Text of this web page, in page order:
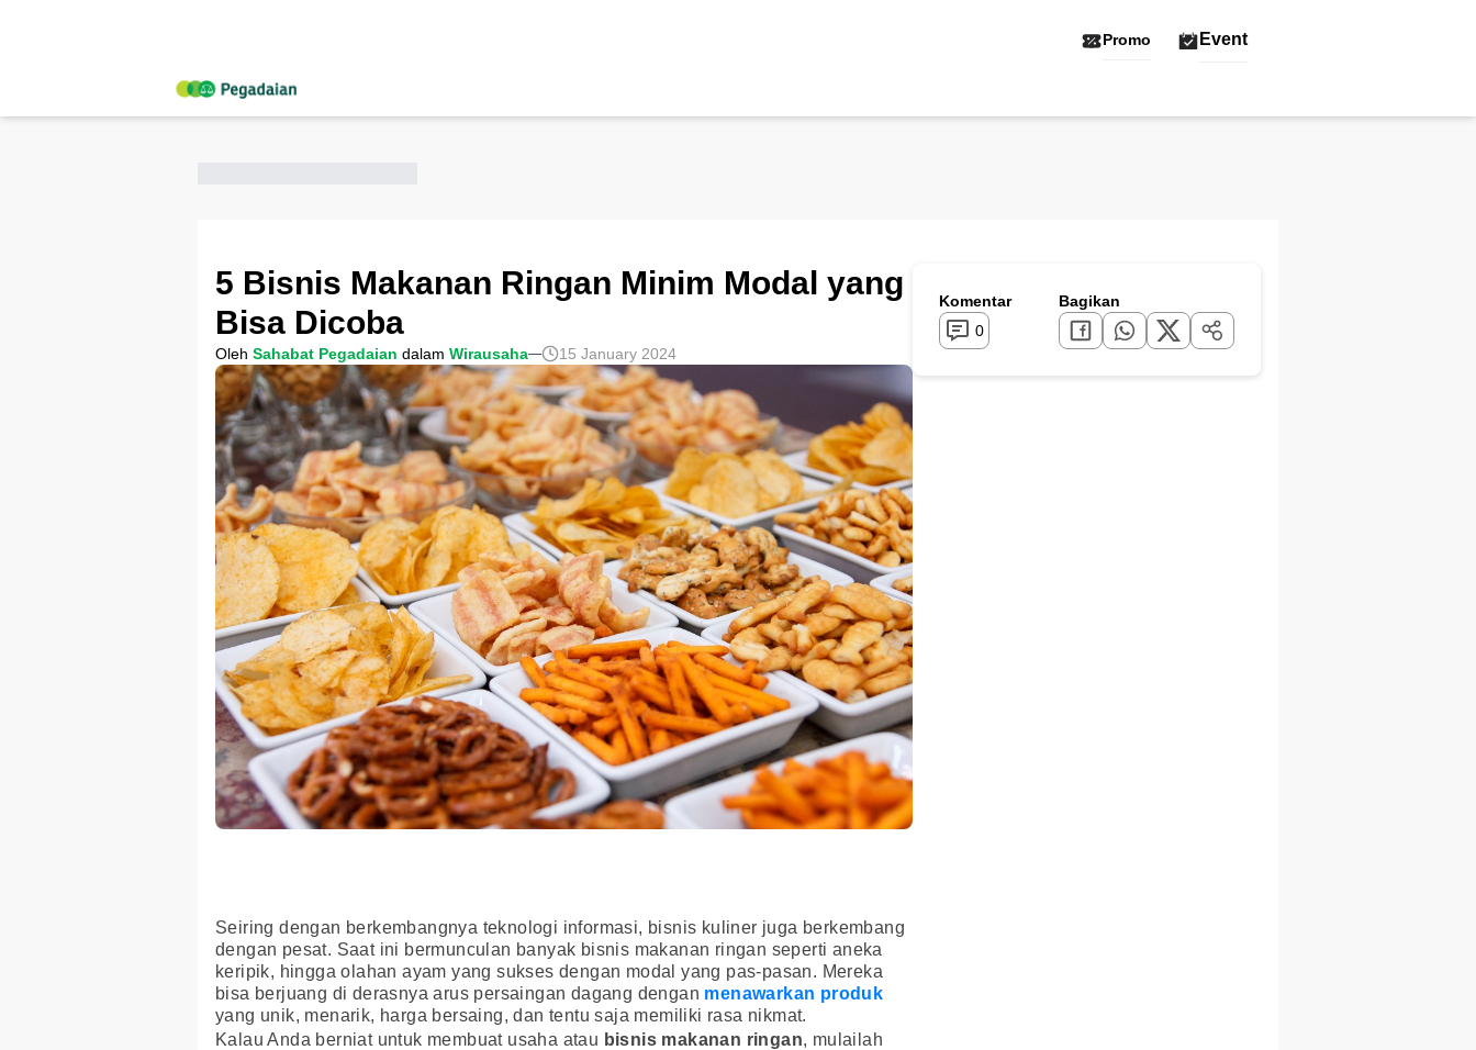
Promo Event
5 Bisnis Makanan Ringan Minim Modal yang
Bisa Dicoba
Oleh Sahabat Pegadaian dalam Wirausaha 15 January 2024
Seiring dengan berkembangnya teknologi informasi, bisnis kuliner juga berkembang
dengan pesat. Saat ini bermunculan banyak bisnis makanan ringan seperti aneka
keripik, hingga olahan ayam yang sukses dengan modal yang pas-pasan. Mereka
bisa berjuang di derasnya arus persaingan dagang dengan menawarkan produk
yang unik, menarik, harga bersaing, dan tentu saja memiliki rasa nikmat.
Kalau Anda berniat untuk membuat usaha atau bisnis makanan ringan, mulailah
Komentar
0
Bagikan